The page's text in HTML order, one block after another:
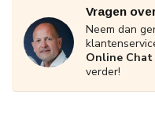
Vragen
Neem dan
Online Chat
verder!